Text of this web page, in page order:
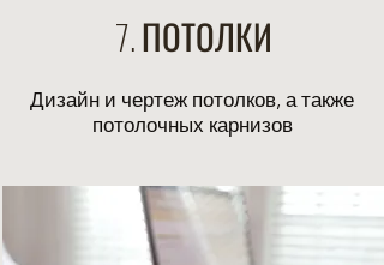
7. ПОТОЛКИ
Дизайн и чертеж потолков, а также
потолочных карнизов